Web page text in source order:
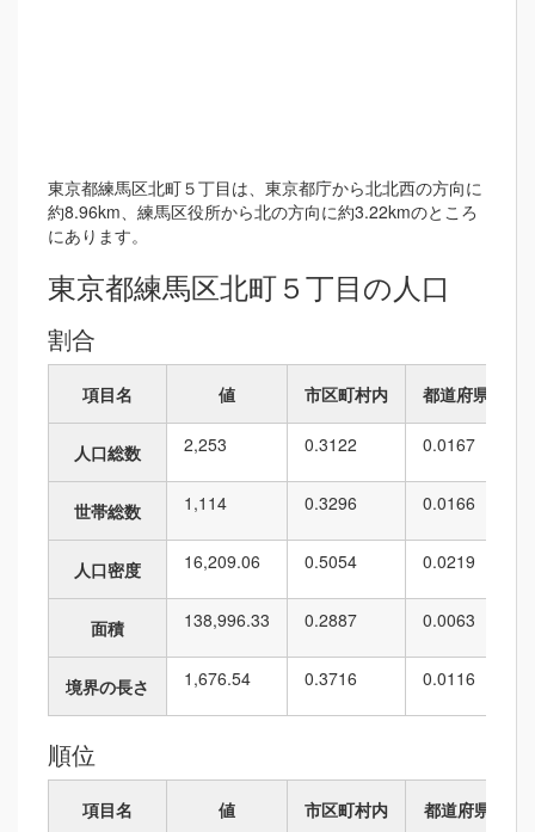
東京都練馬区北町５丁目は、東京都庁から北北西の方向に
約8.96km、練馬区役所から北の方向に約3.22kmのところ
にあります。
東京都練馬区北町５丁目の人口
割合
項目名 値 市区町村内 都道府県内
人口総数 2,253 0.3122 0.0167
世帯総数 1,114 0.3296 0.0166
人口密度 16,209.06 0.5054 0.0219
面積 138,996.33 0.2887 0.0063
境界の長さ 1,676.54 0.3716 0.0116
順位
項目名 値 市区町村内 都道府県内